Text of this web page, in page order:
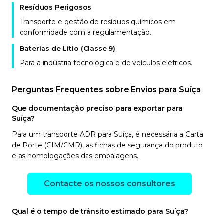
Resíduos Perigosos
Transporte e gestão de resíduos químicos em
conformidade com a regulamentação.
Baterias de Lítio (Classe 9)
Para a indústria tecnológica e de veículos elétricos.
Perguntas Frequentes sobre Envios para Suíça
Que documentação preciso para exportar para
Suíça?
Para um transporte ADR para Suíça, é necessária a Carta
de Porte (CIM/CMR), as fichas de segurança do produto
e as homologações das embalagens.
Contacte os nossos consultores
Qual é o tempo de trânsito estimado para Suíça?